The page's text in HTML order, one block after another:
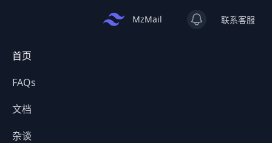
MzMail View联系客服
首页
FAQs
文档
杂谈